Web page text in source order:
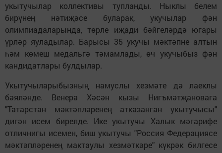
укытучылар коллективы тупланды. Ныклы белем
бирүнең нәтиҗәсе буларак, укучылар фән
олимпиадаларында, төрле иҗади бәйгеләрдә югары
үрләр яуладылар. Барысы 35 укучы мәктәпне алтын
һәм көмеш медальгә тәмамлады, өч укучыбыз фән
кандидатлары булдылар.
Укытучыларыбызның намуслы хезмәте дә лаеклы
бәяләнде. Венера Хәсән кызы Нигъмәтҗановага
"Татарстан мәктәпләренең атказанган укытучысы"
дигән исем бирелде. Ике укытучы Халык мәгарифе
отличнигы исемен, биш укытучы "Россия Федерациясе
мәктәпләренең мактаулы хезмәткәре" күкрәк билгесе